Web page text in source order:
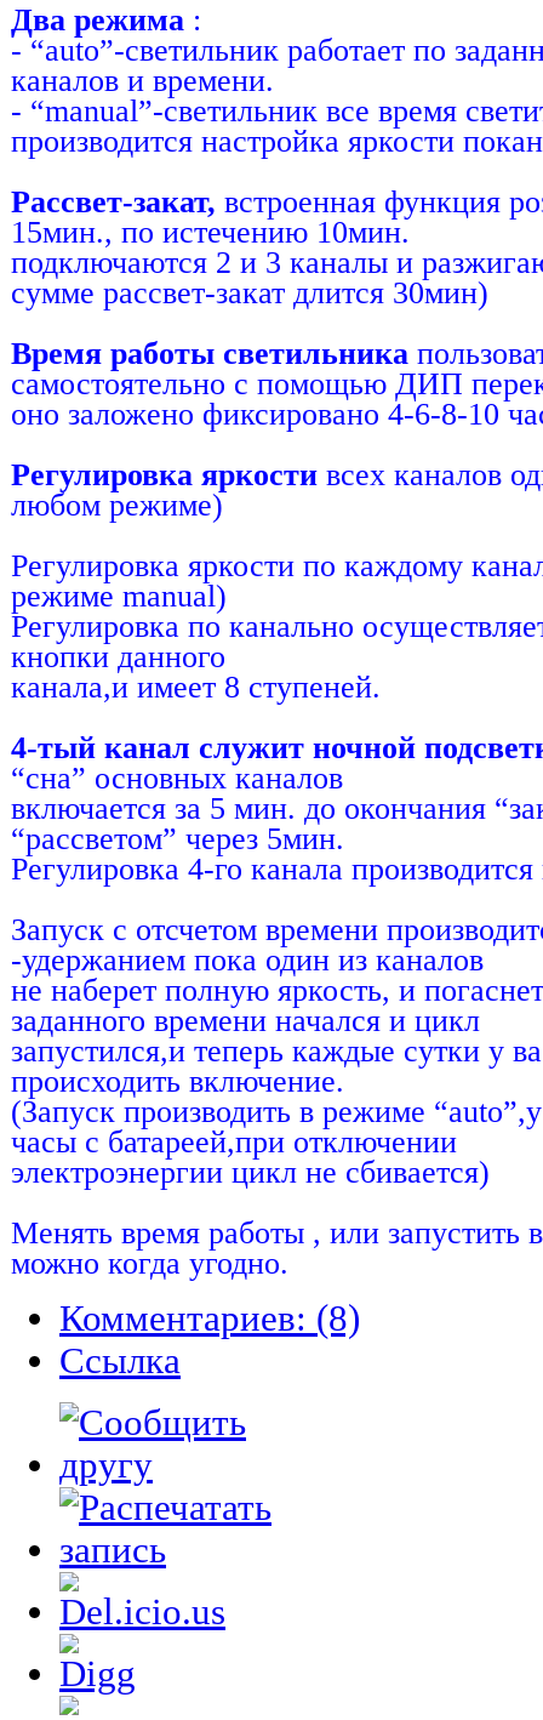
Два режима :
- “auto”-светильник работает по
каналов и времени.
- “manual”-светильник все время
производится настройка яркости
Рассвет-закат, встроенная функция
15мин., по истечению 10мин.
подключаются 2 и 3 каналы и
сумме рассвет-закат длится 30мин)
Время работы светильника
самостоятельно с помощью ДИП
оно заложено фиксировано 4-6-8-10
Регулировка яркости всех каналов
любом режиме)
Регулировка яркости по каждому
режиме manual)
Регулировка по канально
кнопки данного
канала,и имеет 8 ступеней.
4-тый канал служит ночной
“сна” основных каналов
включается за 5 мин. до окончания
“рассветом” через 5мин.
Регулировка 4-го канала
Запуск с отсчетом времени
-удержанием пока один из каналов
не наберет полную яркость, и
заданного времени начался и цикл
запустился,и теперь каждые сутки у
происходить включение.
(Запуск производить в режиме
часы с батареей,при отключении
электроэнергии цикл не сбивается)
Менять время работы , или запустить
можно когда угодно.
Комментариев: (8)
Cсылка